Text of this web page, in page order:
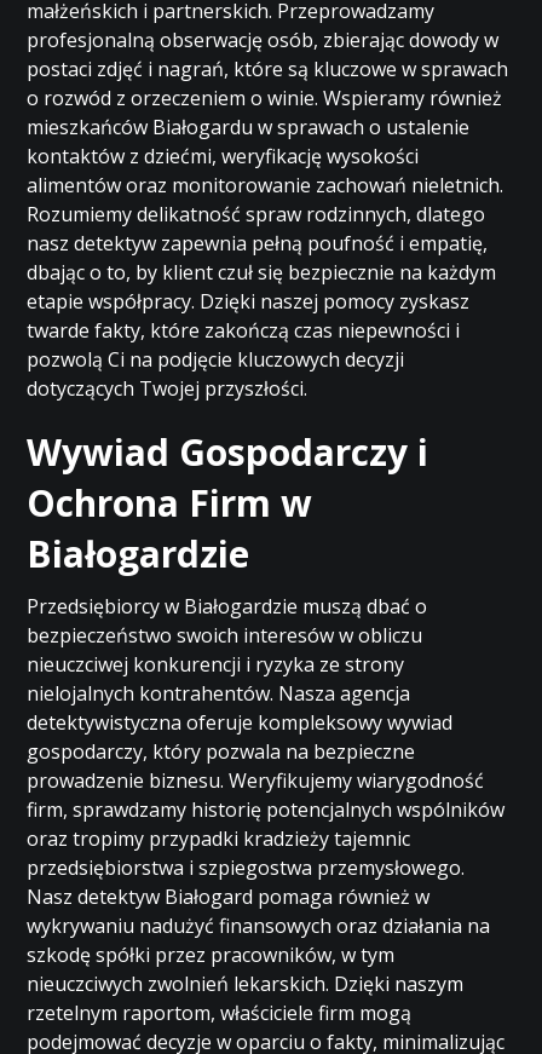
małżeńskich i partnerskich. Przeprowadzamy
profesjonalną obserwację osób, zbierając dowody w
postaci zdjęć i nagrań, które są kluczowe w sprawach
o rozwód z orzeczeniem o winie. Wspieramy również
mieszkańców Białogardu w sprawach o ustalenie
kontaktów z dziećmi, weryfikację wysokości
alimentów oraz monitorowanie zachowań nieletnich.
Rozumiemy delikatność spraw rodzinnych, dlatego
nasz detektyw zapewnia pełną poufność i empatię,
dbając o to, by klient czuł się bezpiecznie na każdym
etapie współpracy. Dzięki naszej pomocy zyskasz
twarde fakty, które zakończą czas niepewności i
pozwolą Ci na podjęcie kluczowych decyzji
dotyczących Twojej przyszłości.
Wywiad Gospodarczy i
Ochrona Firm w
Białogardzie
Przedsiębiorcy w Białogardzie muszą dbać o
bezpieczeństwo swoich interesów w obliczu
nieuczciwej konkurencji i ryzyka ze strony
nielojalnych kontrahentów. Nasza agencja
detektywistyczna oferuje kompleksowy wywiad
gospodarczy, który pozwala na bezpieczne
prowadzenie biznesu. Weryfikujemy wiarygodność
firm, sprawdzamy historię potencjalnych wspólników
oraz tropimy przypadki kradzieży tajemnic
przedsiębiorstwa i szpiegostwa przemysłowego.
Nasz detektyw Białogard pomaga również w
wykrywaniu nadużyć finansowych oraz działania na
szkodę spółki przez pracowników, w tym
nieuczciwych zwolnień lekarskich. Dzięki naszym
rzetelnym raportom, właściciele firm mogą
podejmować decyzje w oparciu o fakty, minimalizując